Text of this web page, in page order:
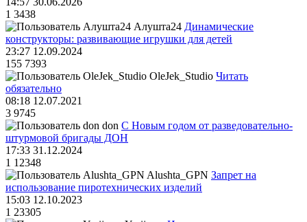
1 3438
Алушта24 Динамические
конструкторы: развивающие игрушки для детей
23:27 12.09.2024
155 7393
OleJek_Studio Читать
обязательно
08:18 12.07.2021
3 9745
don С Новым годом от разведовательно-
штурмовой бригады ДОН
17:33 31.12.2024
1 12348
Alushta_GPN Запрет на
использование пиротехнических изделий
15:03 12.10.2023
1 23305